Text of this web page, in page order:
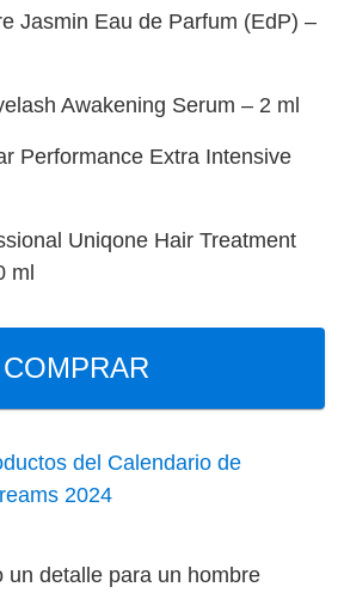
Jasmin Eau de Parfum (EdP) –
Awakening Serum – 2 ml
Performance Extra Intensive
Uniqone Hair Treatment
ml
COMPRAR
un detalle para un hombre